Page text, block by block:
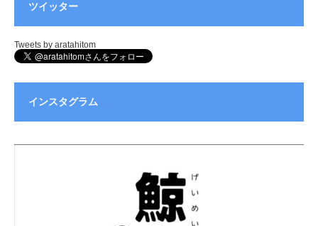
ツイッター
Tweets by aratahitom
インスタグラム